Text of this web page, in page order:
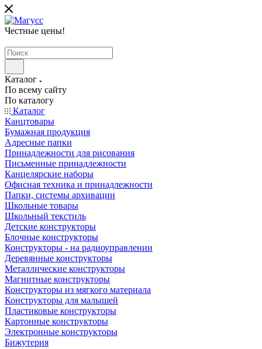
Честные цены!
Каталог
По всему сайту
По каталогу
Каталог
Канцтовары
Бумажная продукция
Адресные папки
Принадлежности для рисования
Письменные принадлежности
Канцелярские наборы
Офисная техника и принадлежности
Папки, системы архивации
Школьные товары
Школьный текстиль
Детские конструкторы
Блочные конструкторы
Конструкторы - на радиоуправлении
Деревянные конструкторы
Металлические конструкторы
Магнитные конструкторы
Конструкторы из мягкого материала
Конструкторы для малышей
Пластиковые конструкторы
Картонные конструкторы
Электронные конструкторы
Бижутерия